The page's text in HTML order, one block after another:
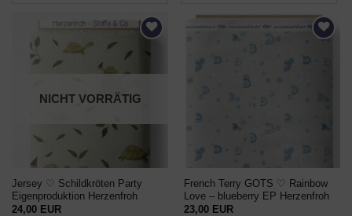
AUF DEN
WUNSCHZETTEL
NICHT VORRÄTIG
Jersey ♡ Schildkröten Party
Eigenproduktion Herzenfroh
24,00 EUR
AUF DEN
WUNSCHZETTEL
French Terry GOTS ♡ Rainbow
Love – blueberry EP Herzenfroh
23,00 EUR